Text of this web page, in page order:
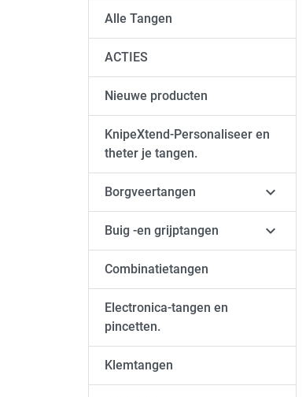
Alle Tangen
ACTIES
Nieuwe producten
KnipeXtend-Personaliseer en
theter je tangen.
Borgveertangen 
Buig -en grijptangen 
Combinatietangen
Electronica-tangen en
pincetten.
Klemtangen